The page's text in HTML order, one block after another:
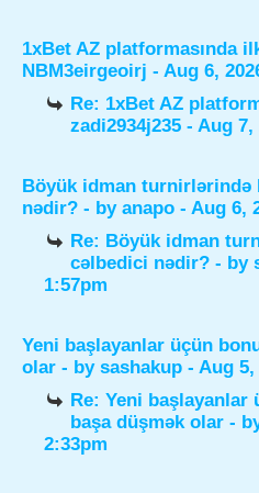
1xBet AZ platformasında
NBM3eirgeoirj - Aug 6,
Re: 1xBet AZ
zadi2934j235 - Aug 7,
Böyük idman turnirlərində
nədir? - by anapo - Aug 6,
Re: Böyük idman
cəlbedici nədir? - by
1:57pm
Yeni başlayanlar üçün
olar - by sashakup - Aug 5,
Re: Yeni başlayanlar
başa düşmək olar -
2:33pm